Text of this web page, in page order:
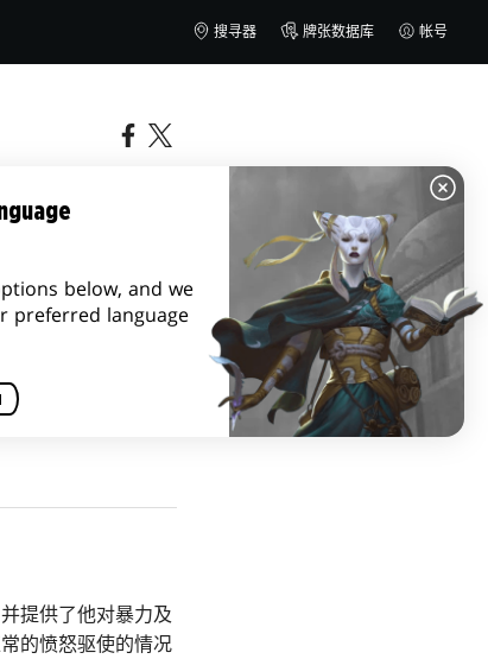
搜寻器 牌张数据库 帐号
十一月 6 日，我
「传奇」—好吧，
提供了他对暴力及
的愤怒驱使的情况
below, and we
preferred language